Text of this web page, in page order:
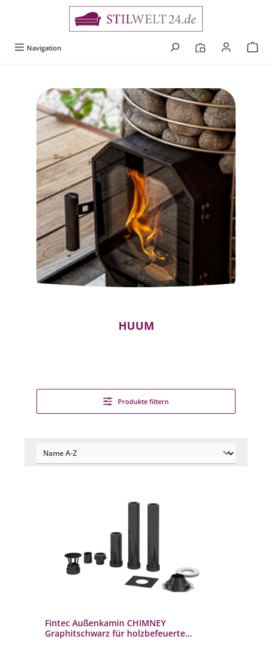
Navigation
HUUM
Produkte filtern
Fintec Außenkamin CHIMNEY
Graphitschwarz für holzbefeuerte